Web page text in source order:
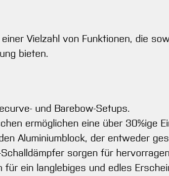
Vielzahl von Funktionen, die
bieten.
und Barebow-Setups.
ermöglichen eine über 30%ige
Aluminiumblock, der entweder
sorgen für
ein langlebiges und edles